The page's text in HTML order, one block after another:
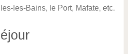
les-Bains, le Port, Mafate, etc.